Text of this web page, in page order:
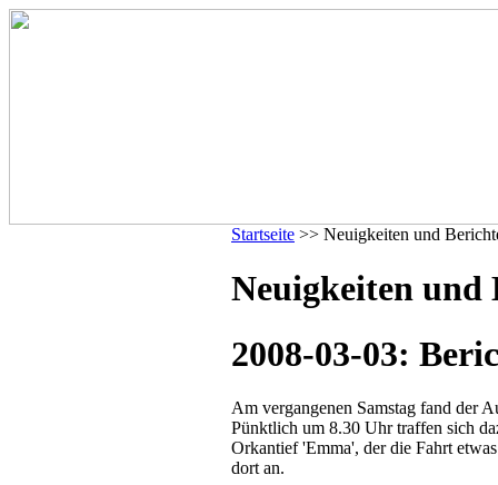
Startseite >> Neuigkeiten und
Neuigkeiten und
2008-03-03:
Am vergangenen Samstag fand der
Pünktlich um 8.30 Uhr traffen sich
Orkantief 'Emma', der die Fahrt
dort an.